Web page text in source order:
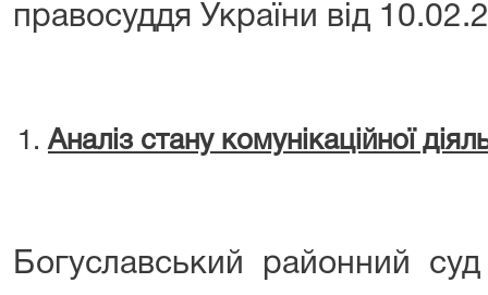
правосуддя України від
Аналіз стану комунікаційної
Богуславський районний